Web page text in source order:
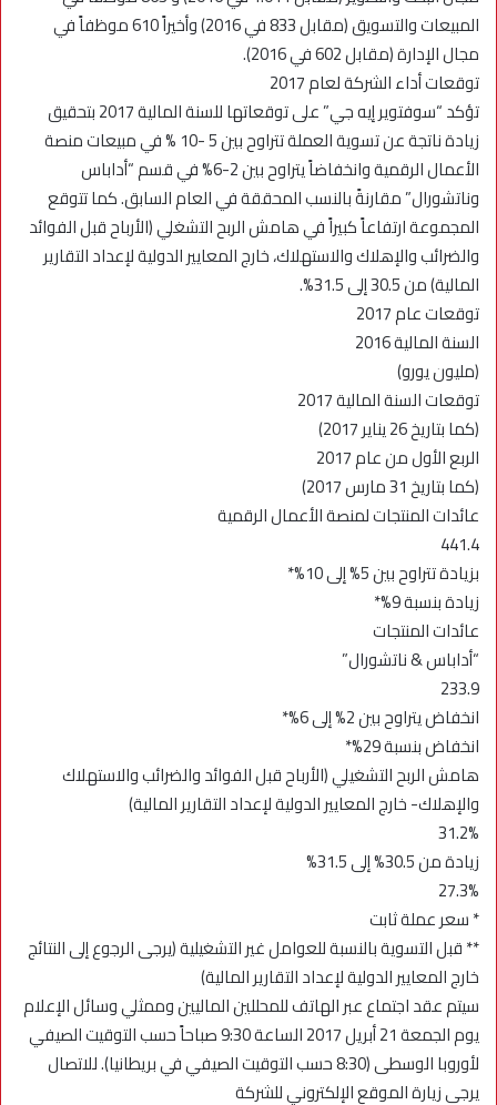
المبيعات والتسويق (مقابل 833 في 2016) وأخيراً 610 موظفاً في
مجال الإدارة (مقابل 602 في 2016).
توقعات أداء الشركة لعام 2017
تؤكد “سوفتوير إيه جي” على توقعاتها للسنة المالية 2017 بتحقيق
زيادة ناتجة عن تسوية العملة تتراوح بين 5 -10 % في مبيعات منصة
الأعمال الرقمية وانخفاضاً يتراوح بين 2-6% في قسم “أداباس
وناتشورال” مقارنةً بالنسب المحققة في العام السابق. كما تتوقع
المجموعة ارتفاعاً كبيراً في هامش الربح التشغلي (الأرباح قبل الفوائد
والضرائب والإهلاك والاستهلاك، خارج المعايير الدولية لإعداد التقارير
المالية) من 30.5 إلى 31.5%.
توقعات عام 2017
السنة المالية 2016
(مليون يورو)
توقعات السنة المالية 2017
(كما بتاريخ 26 يناير 2017)
الربع الأول من عام 2017
(كما بتاريخ 31 مارس 2017)
عائدات المنتجات لمنصة الأعمال الرقمية
441.4
بزيادة تتراوح بين 5% إلى 10%*
زيادة بنسبة 9%*
عائدات المنتجات
“أداباس & ناتشورال”
233.9
انخفاض يتراوح بين 2% إلى 6%*
انخفاض بنسبة 29%*
هامش الربح التشغيلي (الأرباح قبل الفوائد والضرائب والاستهلاك
والإهلاك- خارج المعايير الدولية لإعداد التقارير المالية)
31.2%
زيادة من 30.5% إلى 31.5%
27.3%
* سعر عملة ثابت
** قبل التسوية بالنسبة للعوامل غير التشغيلية (يرجى الرجوع إلى النتائج
خارج المعايير الدولية لإعداد التقارير المالية)
سيتم عقد اجتماع عبر الهاتف للمحللين الماليين وممثلي وسائل الإعلام
يوم الجمعة 21 أبريل 2017 الساعة 9:30 صباحاً حسب التوقيت الصيفي
لأوروبا الوسطى (8:30 حسب التوقيت الصيفي في بريطانيا). للاتصال
يرجى زيارة الموقع الإلكتروني للشركة